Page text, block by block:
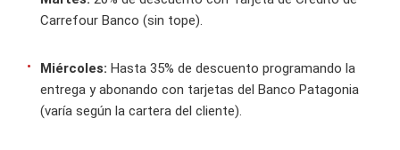
Carrefour Banco (sin tope).
Miércoles: Hasta 35% de descuento programando la
entrega y abonando con tarjetas del Banco Patagonia
(varía según la cartera del cliente).